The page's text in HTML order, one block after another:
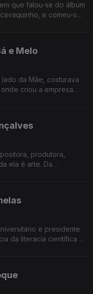
que falou-se do álbum
e comeu-se
e Melo
da Mãe, costurava
criou a empresa
produtora,
ela é arte. Da
e presidente
da literacia científica e